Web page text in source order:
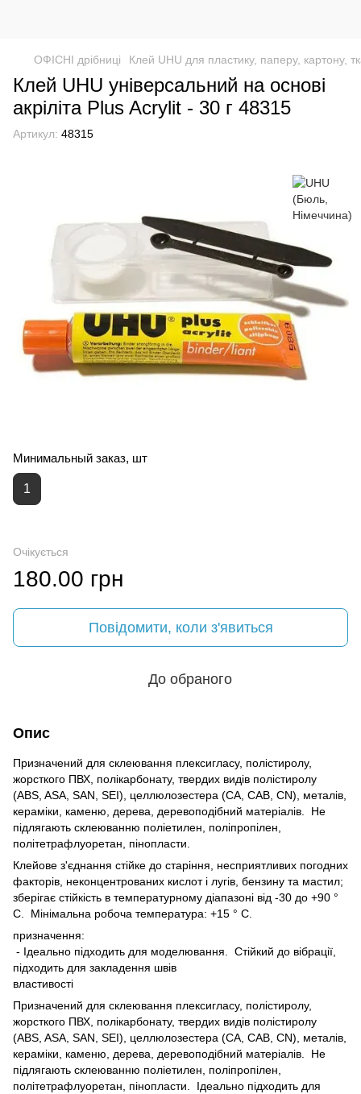
ОФІСНІ дрібниці Клей UHU для пластику, паперу, картону,
Клей UHU універсальний на основі
акріліта Plus Acrylit - 30 г 48315
Артикул: 48315
Минимальный заказ, шт
1
Очікується
180.00 грн
Повідомити, коли з'явиться
До обраного
Опис
Призначений для склеювання плексигласу, полістиролу,
жорсткого ПВХ, полікарбонату, твердих видів полістиролу
(ABS, ASA, SAN, SEI), целлюлозестера (CA, CAB, CN), металів,
кераміки, каменю, дерева, деревоподібний матеріалів. Не
підлягають склеюванню поліетилен, поліпропілен,
політетрафлуоретан, пінопласти.
Клейове з'єднання стійке до старіння, несприятливих погодних
факторів, неконцентрованих кислот і лугів, бензину та мастил;
зберігає стійкість в температурному діапазоні від -30 до +90 °
С. Мінімальна робоча температура: +15 ° С.
призначення:
- Ідеально підходить для моделювання. Стійкий до вібрації,
підходить для закладення швів
властивості
Призначений для склеювання плексигласу, полістиролу,
жорсткого ПВХ, полікарбонату, твердих видів полістиролу
(ABS, ASA, SAN, SEI), целлюлозестера (CA, CAB, CN), металів,
кераміки, каменю, дерева, деревоподібний матеріалів. Не
підлягають склеюванню поліетилен, поліпропілен,
політетрафлуоретан, пінопласти. Ідеально підходить для